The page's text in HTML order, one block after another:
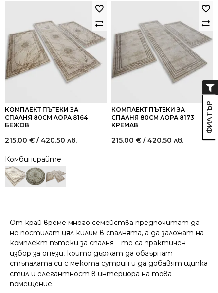
КОМПЛЕКТ ПЪТЕКИ ЗА
СПАЛНЯ 80СМ ЛОРА 8164
БЕЖОВ
215.00 € / 420.50 лв.
Комбинирайте
КОМПЛЕКТ ПЪТЕКИ ЗА
СПАЛНЯ 80СМ ЛОРА 8173
КРЕМАВ
215.00 € / 420.50 лв.
От край време много семейства предпочитат да
не постилат цял килим в спалнята, а да заложат на
комплект пътеки за спалня – те са практичен
избор за онези, които държат да обгърнат
стъпалата си с мекота сутрин и да добавят щипка
стил и елегантност в интериора на това
помещение.